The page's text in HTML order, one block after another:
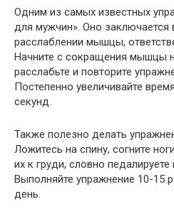
Одним из самых известных
для мужчин». Оно заключается
расслаблении мышцы,
Начните с сокращения мышцы
расслабьте и повторите
Постепенно увеличивайте
секунд.
Также полезно делать
Ложитесь на спину, согните
их к груди, словно
Выполняйте упражнение 10-15
день.